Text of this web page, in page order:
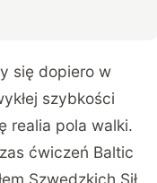
się dopiero w
szybkości
realia pola walki.
ćwiczeń Baltic
Szwedzkich Sił